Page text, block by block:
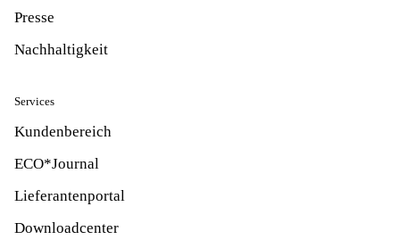
Presse
Nachhaltigkeit
Services
Kundenbereich
ECO*Journal
Lieferantenportal
Downloadcenter